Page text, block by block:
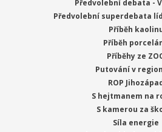
Předvolební debata -
Předvolební superdebata
Příběh
Příběh
Příběhy ze
Putování v
ROP
S hejtmanem na
S kamerou za
Síla energie